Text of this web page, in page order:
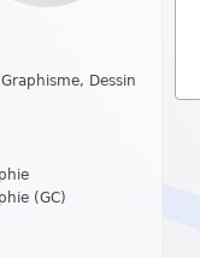
Dessin
(GC)